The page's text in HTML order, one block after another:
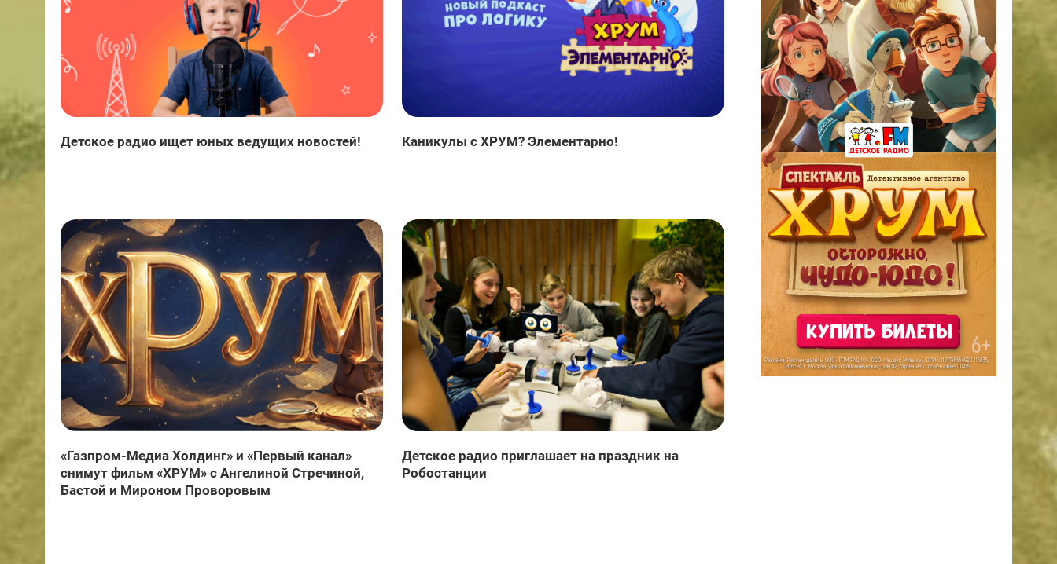
Детское радио ищет юных ведущих новостей! Каникулы с ХРУМ? Элементарно!
«Газпром-Медиа Холдинг» и «Первый канал»
снимут фильм «ХРУМ» с Ангелиной Стречиной,
Бастой и Мироном Проворовым
Детское радио приглашает на праздник на
Робостанции